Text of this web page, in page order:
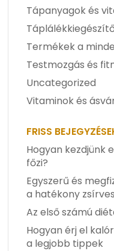
Tápanyagok és
Termékek a
Testmozgás és
Uncategorized
Vitaminok és
FRISS
Hogyan kezdjünk
főzi?
Egyszerű és
a hatékony
Az első számú
Hogyan érj el
a legjobb tippek